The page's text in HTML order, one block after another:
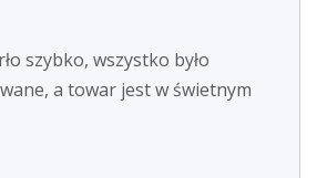
szybko, wszystko było
a towar jest w świetnym